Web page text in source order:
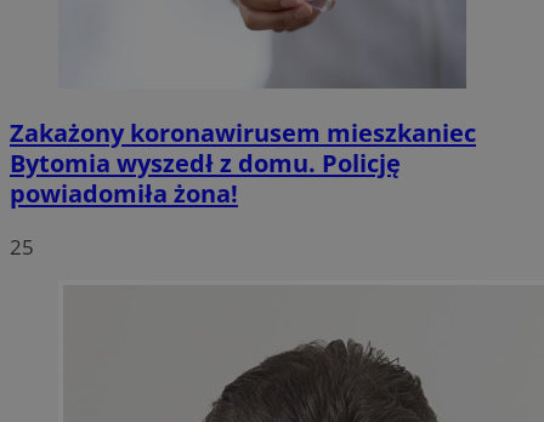
Zakażony koronawirusem mieszkaniec
Bytomia wyszedł z domu. Policję
powiadomiła żona!
25